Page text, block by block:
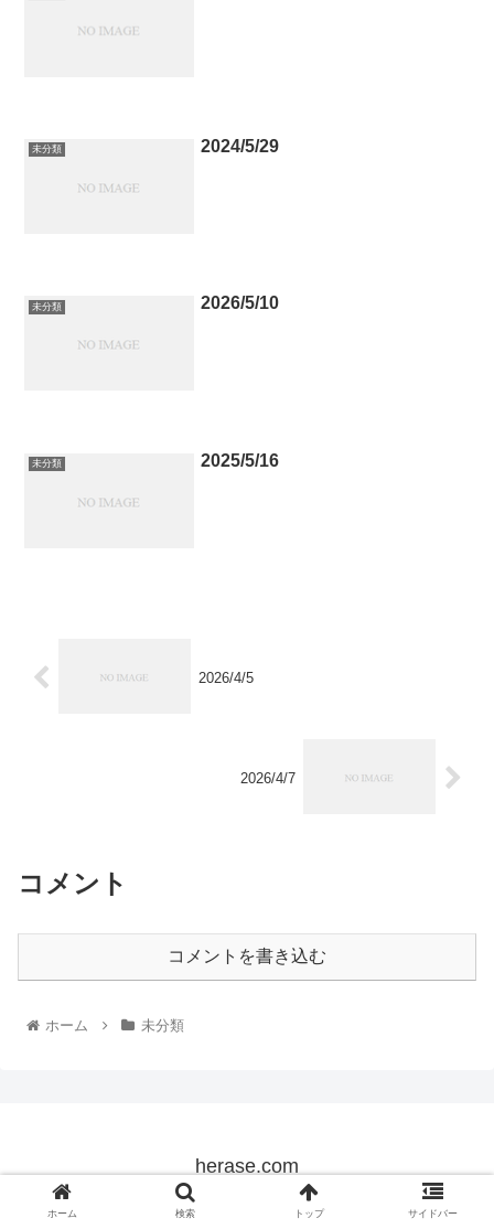
未分類 2024/5/29
未分類 2026/5/10
未分類 2025/5/16
2026/4/5
2026/4/7
コメント
コメントを書き込む
ホーム 未分類
herase.com
© 2022 herase.com.
ホーム 検索 トップ サイドバー